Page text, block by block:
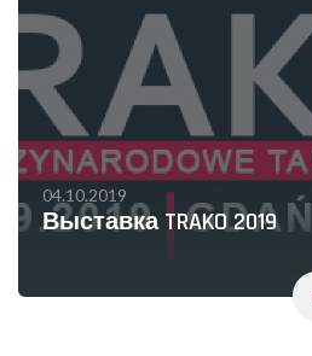
04.10.2019
Выставка TRAKO 2019